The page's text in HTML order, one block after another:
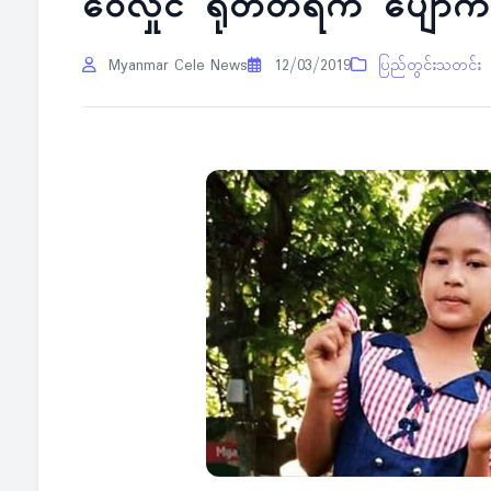
Myanmar Cele News 12/03/2019 ပြည်တွင်းသတင်း